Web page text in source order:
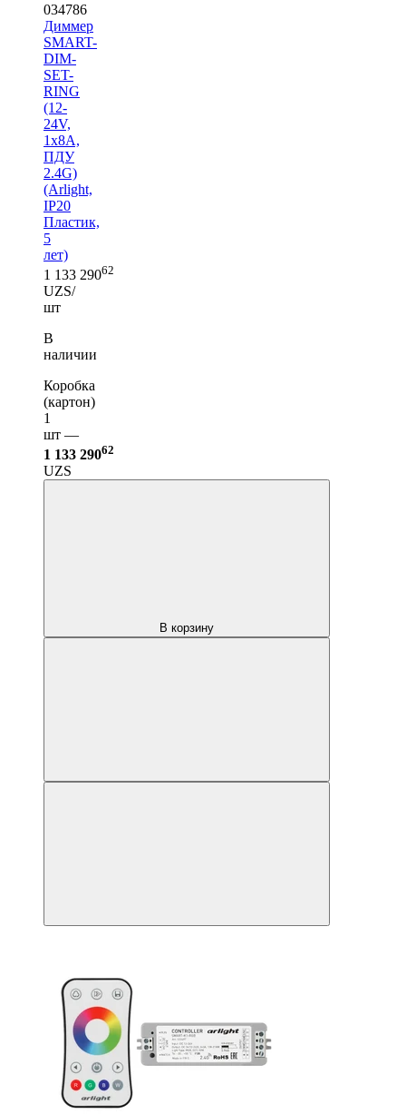
034786
Диммер
SMART-
DIM-
SET-
RING
(12-
24V,
1x8A,
ПДУ
2.4G)
(Arlight,
IP20
Пластик,
5
лет)
1 133 29062
UZS/
шт
В
наличии
Коробка
(картон)
1
шт —
1 133 29062
UZS
В корзину